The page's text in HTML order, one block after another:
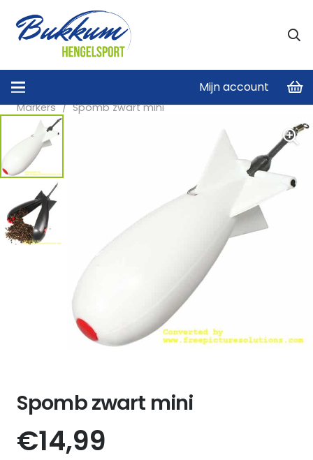
Mijn account
Home Karper lokvoer voor een betere vangst /
Markers / Spomb zwart mini
Spomb zwart mini
€14,99